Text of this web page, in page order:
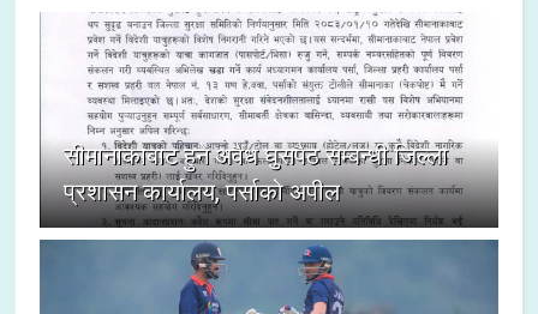
सीमानाकाबाट हुने अवैध घुसपैठ सम्बन्धी जिल्ला
प्रशासन कार्यालय, पर्साको अपील